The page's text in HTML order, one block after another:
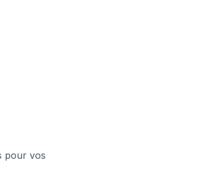
pour vos